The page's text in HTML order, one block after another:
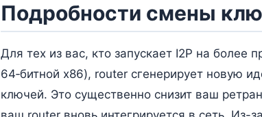
Подробности смены
Для тех из вас, кто запускает I2P на более
64‑битной x86), router сгенерирует новую
ключей. Это существенно снизит ваш